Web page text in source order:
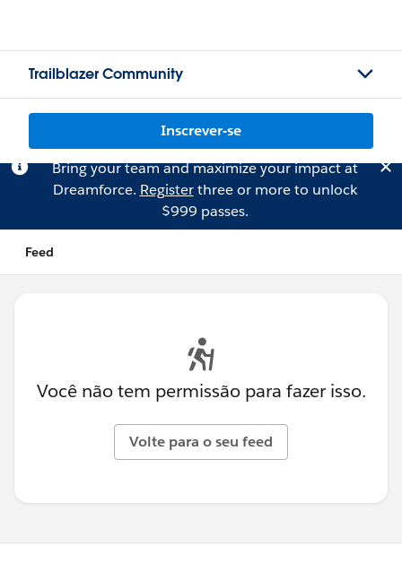
Trailblazer Community
Inscrever-se
Bring your team and maximize your impact at
Dreamforce. Registerthree or more to unlock
$999 passes.
Feed
Você não tem permissão para fazer isso.
Volte para o seu feed